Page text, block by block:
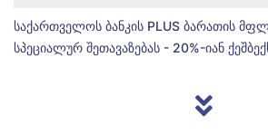
საქართველოს ბანკის PLUS ბარათის
სპეციალურ შეთავაზებას - 20%-იან